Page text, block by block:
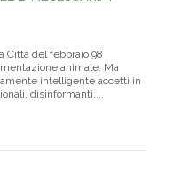
Città del febbraio 98
animale. Ma
intelligente accetti in
disinformanti,...